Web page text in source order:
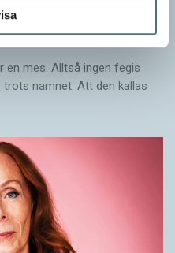
en mes. Alltså ingen fegis
namnet. Att den kallas